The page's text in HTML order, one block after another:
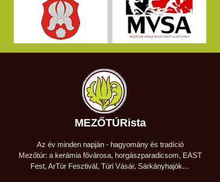
MEZŐTÚRista
Az év minden napján - hagyomány és tradíció
Mezőtúr: a kerámia fővárosa, horgászparadicsom, EAST
Fest, ArTúr Fesztivál, Túri Vásár, Sárkányhajók…